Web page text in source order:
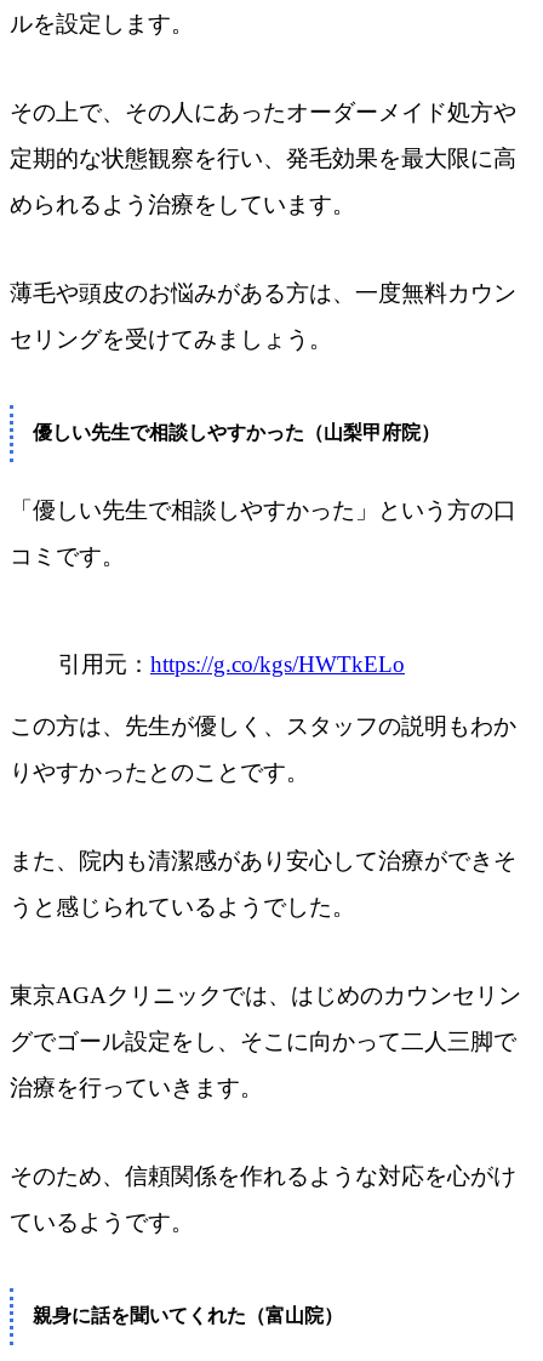
ルを設定します。
その上で、その人にあったオーダーメイド処方や
定期的な状態観察を行い、発毛効果を最大限に高
められるよう治療をしています。
薄毛や頭皮のお悩みがある方は、一度無料カウン
セリングを受けてみましょう。
優しい先生で相談しやすかった（山梨甲府院）
「優しい先生で相談しやすかった」という方の口
コミです。
引用元： https://g.co/kgs/HWTkELo
この方は、先生が優しく、スタッフの説明もわか
りやすかったとのことです。
また、院内も清潔感があり安心して治療ができそ
うと感じられているようでした。
東京AGAクリニックでは、はじめのカウンセリン
グでゴール設定をし、そこに向かって二人三脚で
治療を行っていきます。
そのため、信頼関係を作れるような対応を心がけ
ているようです。
親身に話を聞いてくれた（富山院）